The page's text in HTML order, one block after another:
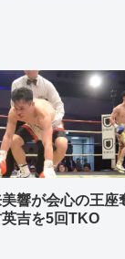
美響が会心の王
英吉を5回TKO